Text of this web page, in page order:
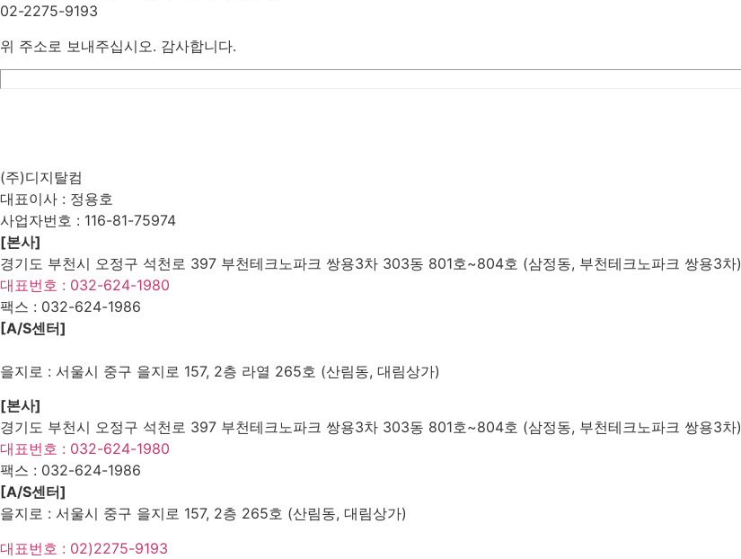
02-2275-9193
위 주소로 보내주십시오. 감사합니다.
(주)디지탈컴
대표이사 : 정용호
사업자번호 : 116-81-75974
[본사]
경기도 부천시 오정구 석천로 397 부천테크노파크 쌍용3차 303동 801호~804호 (삼정동, 부천테크노파크 쌍용3차)
대표번호 : 032-624-1980
팩스 : 032-624-1986
[A/S센터]
을지로 : 서울시 중구 을지로 157, 2층 라열 265호 (산림동, 대림상가)
[본사]
경기도 부천시 오정구 석천로 397 부천테크노파크 쌍용3차 303동 801호~804호 (삼정동, 부천테크노파크 쌍용3차)
대표번호 : 032-624-1980
팩스 : 032-624-1986
[A/S센터]
을지로 : 서울시 중구 을지로 157, 2층 265호 (산림동, 대림상가)
대표번호 : 02)2275-9193